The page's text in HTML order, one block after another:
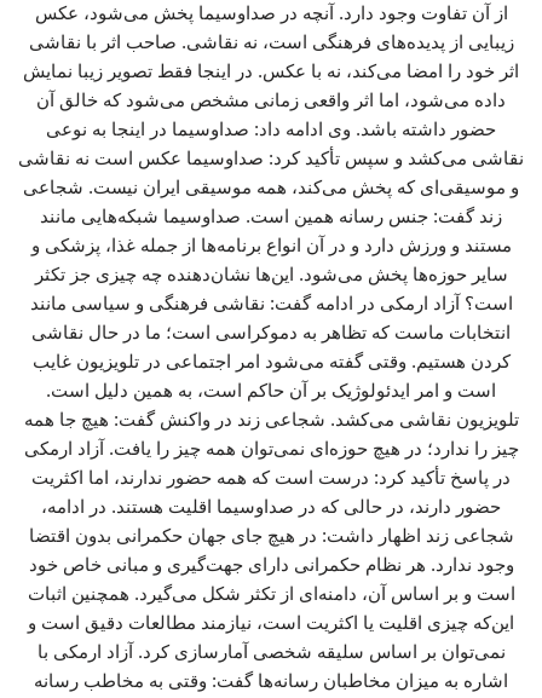
از آن تفاوت وجود دارد. آنچه در صداوسیما پخش می‌شود، عکس
زیبایی از پدیده‌های فرهنگی است، نه نقاشی. صاحب اثر با نقاشی
اثر خود را امضا می‌کند، نه با عکس. در اینجا فقط تصویر زیبا نمایش
داده می‌شود، اما اثر واقعی زمانی مشخص می‌شود که خالق آن
حضور داشته باشد. وی ادامه داد: صداوسیما در اینجا به نوعی
نقاشی می‌کشد و سپس تأکید کرد: صداوسیما عکس است نه نقاشی
و موسیقی‌ای که پخش می‌کند، همه موسیقی ایران نیست. شجاعی
زند گفت: جنس رسانه همین است. صداوسیما شبکه‌هایی مانند
مستند و ورزش دارد و در آن انواع برنامه‌ها از جمله غذا، پزشکی و
سایر حوزه‌ها پخش می‌شود. این‌ها نشان‌دهنده چه چیزی جز تکثر
است؟ آزاد ارمکی در ادامه گفت: نقاشی فرهنگی و سیاسی مانند
انتخابات ماست که تظاهر به دموکراسی است؛ ما در حال نقاشی
کردن هستیم. وقتی گفته می‌شود امر اجتماعی در تلویزیون غایب
است و امر ایدئولوژیک بر آن حاکم است، به همین دلیل است.
تلویزیون نقاشی می‌کشد. شجاعی زند در واکنش گفت: هیچ جا همه
چیز را ندارد؛ در هیچ حوزه‌ای نمی‌توان همه چیز را یافت. آزاد ارمکی
در پاسخ تأکید کرد: درست است که همه حضور ندارند، اما اکثریت
حضور دارند، در حالی که در صداوسیما اقلیت هستند. در ادامه،
شجاعی زند اظهار داشت: در هیچ جای جهان حکمرانی بدون اقتضا
وجود ندارد. هر نظام حکمرانی دارای جهت‌گیری و مبانی خاص خود
است و بر اساس آن، دامنه‌ای از تکثر شکل می‌گیرد. همچنین اثبات
این‌که چیزی اقلیت یا اکثریت است، نیازمند مطالعات دقیق است و
نمی‌توان بر اساس سلیقه شخصی آمارسازی کرد. آزاد ارمکی با
اشاره به میزان مخاطبان رسانه‌ها گفت: وقتی به مخاطب رسانه